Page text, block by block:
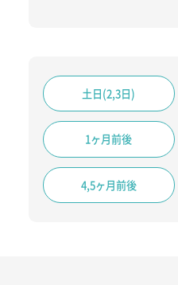
土日(2,3日)
1ヶ月前後
4,5ヶ月前後